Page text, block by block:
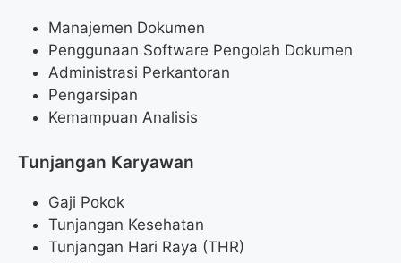
Manajemen Dokumen
Penggunaan Software Pengolah Dokumen
Administrasi Perkantoran
Pengarsipan
Kemampuan Analisis
Tunjangan Karyawan
Gaji Pokok
Tunjangan Kesehatan
Tunjangan Hari Raya (THR)